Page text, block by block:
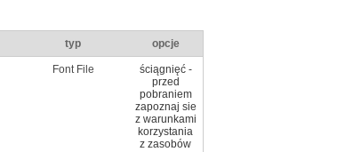
typ opcje
Font File
ściągnięć -
przed
pobraniem
zapoznaj sie
z warunkami
korzystania
z zasobów